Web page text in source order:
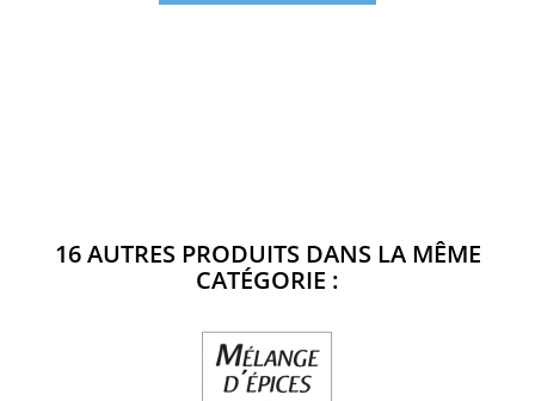
16 AUTRES PRODUITS DANS LA MÊME
CATÉGORIE :